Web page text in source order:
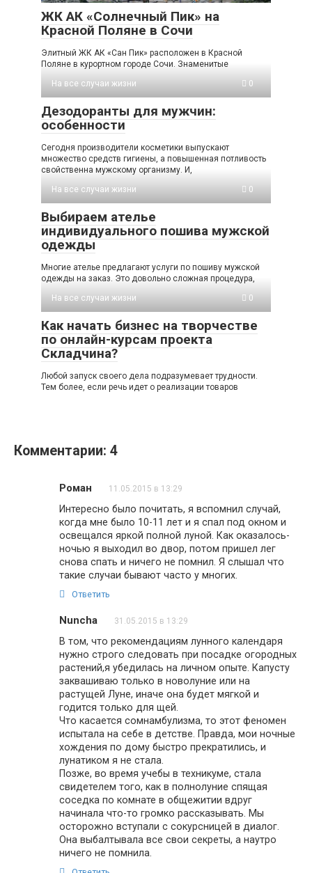
ЖК АК «Солнечный Пик» на
Красной Поляне в Сочи
Элитный ЖК АК «Сан Пик» расположен в Красной
Поляне в курортном городе Сочи. Знаменитые
На все случаи жизни
0
Дезодоранты для мужчин:
особенности
Сегодня производители косметики выпускают
множество средств гигиены, а повышенная потливость
свойственна мужскому организму. И,
На все случаи жизни
0
Выбираем ателье
индивидуального пошива мужской
одежды
Многие ателье предлагают услуги по пошиву мужской
одежды на заказ. Это довольно сложная процедура,
На все случаи жизни
0
Как начать бизнес на творчестве
по онлайн-курсам проекта
Складчина?
Любой запуск своего дела подразумевает трудности.
Тем более, если речь идет о реализации товаров
Комментарии: 4
Роман 11.05.2015 в 13:29
Интересно было почитать, я вспомнил случай,
когда мне было 10-11 лет и я спал под окном и
освещался яркой полной луной. Как оказалось-
ночью я выходил во двор, потом пришел лег
снова спать и ничего не помнил. Я слышал что
такие случаи бывают часто у многих.
Ответить
Nuncha 31.05.2015 в 13:29
В том, что рекомендациям лунного календаря
нужно строго следовать при посадке огородных
растений,я убедилась на личном опыте. Капусту
заквашиваю только в новолуние или на
растущей Луне, иначе она будет мягкой и
годится только для щей.
Что касается сомнамбулизма, то этот феномен
испытала на себе в детстве. Правда, мои ночные
хождения по дому быстро прекратились, и
лунатиком я не стала.
Позже, во время учебы в техникуме, стала
свидетелем того, как в полнолуние спящая
соседка по комнате в общежитии вдруг
начинала что-то громко рассказывать. Мы
осторожно вступали с сокурсницей в диалог.
Она выбалтывала все свои секреты, а наутро
ничего не помнила.